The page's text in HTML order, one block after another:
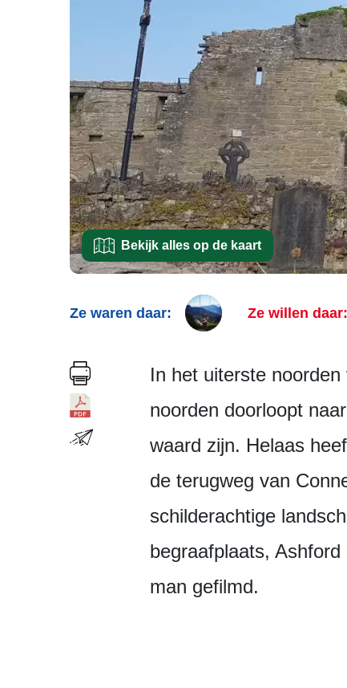
Bekijk alles op de kaart
Ze waren daar: Ze willen daar:
In het uiterste
noorden doorloopt
waard zijn. Helaas
de terugweg van
schilderachtige
begraafplaats,
man gefilmd.